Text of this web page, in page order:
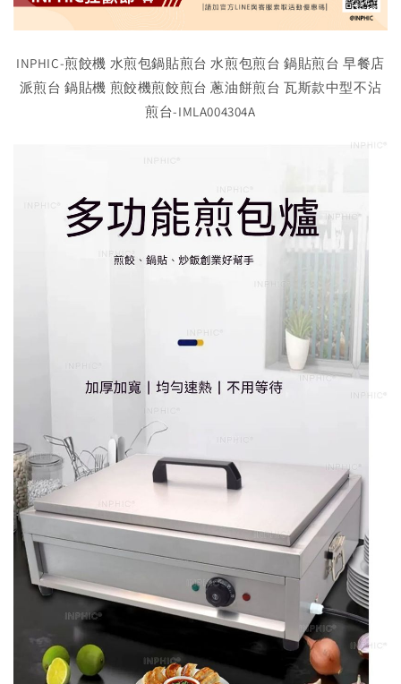
INPHIC-煎餃機 水煎包鍋貼煎台 水煎包煎台 鍋貼煎台 早餐店
派煎台 鍋貼機 煎餃機煎餃煎台 蔥油餅煎台 瓦斯款中型不沾
煎台-IMLA004304A